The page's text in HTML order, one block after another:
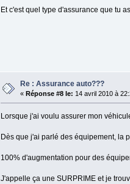
Et c'est quel type d'assurance que tu
Re : Assurance auto???
« Réponse #8 le: 14 avril 2010 à
Lorsque j'ai voulu assurer mon
Dès que j'ai parlé des équipement, la
100% d'augmentation pour des
J'appelle ça une SURPRIME et je